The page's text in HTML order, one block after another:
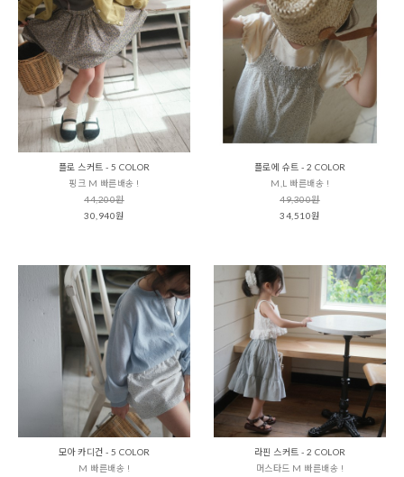
플로 스커트 - 5 COLOR
핑크 M 빠른배송 !
44,200원
30,940원
플로에 슈트 - 2 COLOR
M,L 빠른배송 !
49,300원
34,510원
모아 카디건 - 5 COLOR
M 빠른배송 !
라핀 스커트 - 2 COLOR
머스타드 M 빠른배송 !